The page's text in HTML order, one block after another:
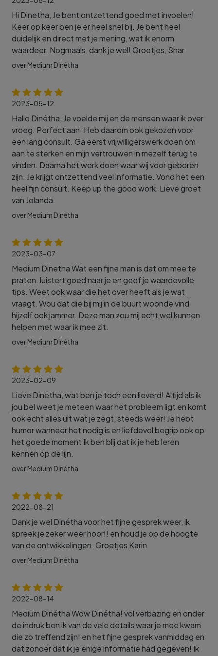
Hi Dinetha, Je bent ontzettend goed met invoelen!
Keer op keer ben je er heel snel bij. Je bent heel
duidelijk en direct met je mening, wat ik enorm
waardeer. Nogmaals, dank je wel! Groetjes, Shar
over Medium Dinétha
2023-05-12
Hallo Dinétha, Je voelde mij en de mensen waar ik over
vroeg. Perfect aan. Heb daarom ook gekozen voor
een lang consult. Ga eerst vrijwilligerswerk doen om
aan te sterken en mijn vertrouwen in mezelf terug te
vinden. Daarna het werk doen waar wij voor geboren
zijn. Je krijgt ontzettend veel informatie. Vond het een
heel fijn consult. Keep up the good work. Lieve groet
van Jolanda.
over Medium Dinétha
2023-03-07
Medium Dinetha Wat een fijne man is dat om mee te
praten. luistert goed naar je en geef je waardevolle
tips. Weet ook waar die het over heeft als je wat
vraagt. Wou dat die bij mij in de buurt woonde vind
hijzelf ook jammer. Deze man zou mij echt wel kunnen
helpen met waar ik mee zit.
over Medium Dinétha
2023-02-09
Lieve Dinetha, wat ben je toch een lieverd! Altijd als ik
jou bel weet je meteen waar het probleem ligt en komt
ook echt alles uit wat je zegt, steeds weer! Je hebt
humor wanneer het nodig is en liefdevol begrip ook op
het goede moment Ik ben blij dat ik je heb leren
kennen op de lijn.
over Medium Dinétha
2022-08-21
Dank je wel Dinétha voor het fijne gesprek weer, ik
spreek je zeker weer hoor!! en houd je op de hoogte
van de ontwikkelingen. Groetjes Karin
over Medium Dinétha
2022-08-14
Medium Dinétha Wow Dinétha! vol verbazing en onder
de indruk ben ik van de vele details waar je mee kwam
die zo treffend zijn! en het fijne gesprek vanmiddag en
dat zonder dat ik je enige informatie had gegeven! Ik